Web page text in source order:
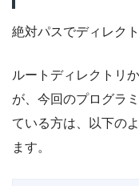
絶対パスでディレク
ルートディレクトリ
が、今回のプログラ
ている方は、以下の
ます。